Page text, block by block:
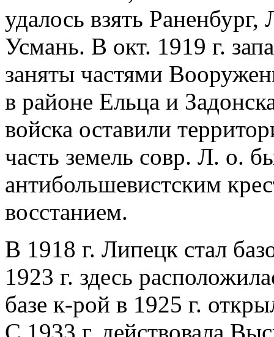
удалось взять
Усмань. В окт. 1919 г.
заняты частями
в районе Ельца и
войска оставили
часть земель совр. Л. о.
антибольшевистским
восстанием.
В 1918 г. Липецк стал
1923 г. здесь
базе к-рой в 1925 г.